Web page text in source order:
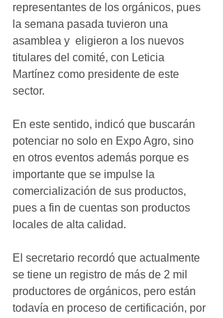
representantes de los orgánicos, pues
la semana pasada tuvieron una
asamblea y  eligieron a los nuevos
titulares del comité, con Leticia
Martínez como presidente de este
sector.
En este sentido, indicó que buscarán
potenciar no solo en Expo Agro, sino
en otros eventos además porque es
importante que se impulse la
comercialización de sus productos,
pues a fin de cuentas son productos
locales de alta calidad.
El secretario recordó que actualmente
se tiene un registro de más de 2 mil
productores de orgánicos, pero están
todavía en proceso de certificación, por